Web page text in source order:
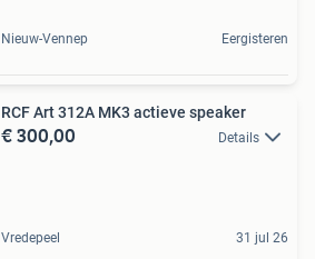
Nieuw-Vennep Eergisteren
RCF Art 312A MK3 actieve speaker
€ 300,00 Details
Vredepeel 31 jul 26